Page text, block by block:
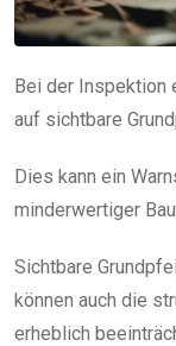
Bei der Inspektion
auf sichtbare
Dies kann ein
minderwertiger
Sichtbare
können auch die
erheblich